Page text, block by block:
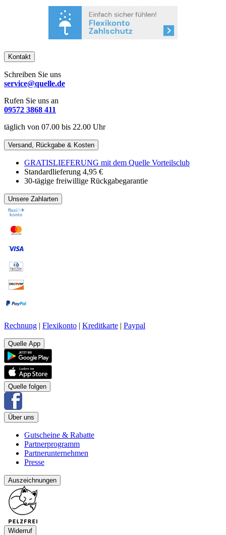
Kontakt
Schreiben Sie uns
service@quelle.de
Rufen Sie uns an
09572 3868 411
täglich von 07.00 bis 22.00 Uhr
Versand, Rückgabe & Kosten
GRATISLIEFERUNG mit dem Quelle Vorteilsclub
Standardlieferung 4,95 €
30-tägige freiwillige Rückgabegarantie
Unsere Zahlarten
Rechnung | Flexikonto | Kreditkarte | Paypal
Quelle App
Quelle folgen
Über uns
Gutscheine & Rabatte
Partnerprogramm
Partnerunternehmen
Presse
Auszeichnungen
Widerruf